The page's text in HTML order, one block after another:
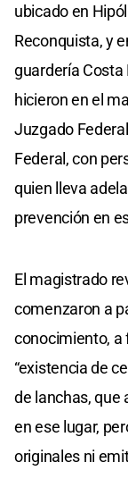
ubicado en
Reconquista, y
guardería Costa
hicieron en el
Juzgado
Federal, con
quien lleva
prevención en
El magistrado
comenzaron a
conocimiento, a
“existencia de
de lanchas,
en ese lugar,
originales ni